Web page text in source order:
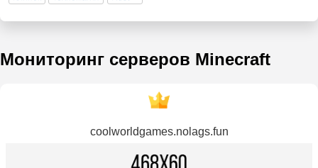
Мониторинг серверов Minecraft
coolworldgames.nolags.fun